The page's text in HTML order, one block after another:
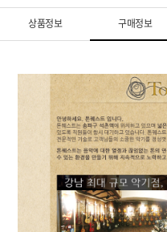
상품정보 구매정보